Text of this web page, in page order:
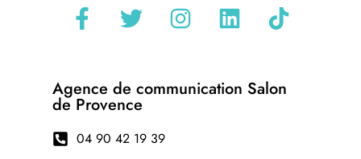
Agence de communication Salon
de Provence
04 90 42 19 39